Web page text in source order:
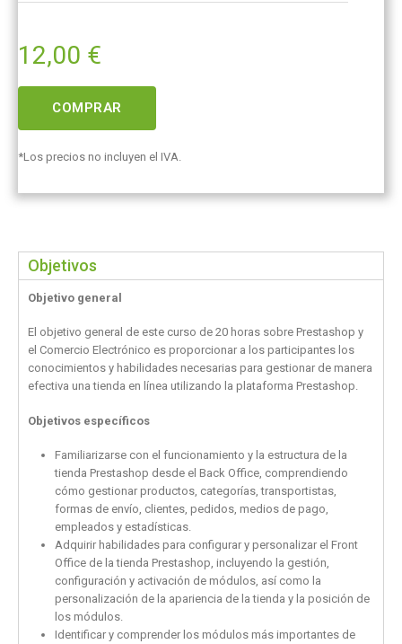
12,00 €
COMPRAR
*Los precios no incluyen el IVA.
Objetivos
Objetivo general
El objetivo general de este curso de 20 horas sobre Prestashop y
el Comercio Electrónico es proporcionar a los participantes los
conocimientos y habilidades necesarias para gestionar de manera
efectiva una tienda en línea utilizando la plataforma Prestashop.
Objetivos específicos
Familiarizarse con el funcionamiento y la estructura de la
tienda Prestashop desde el Back Office, comprendiendo
cómo gestionar productos, categorías, transportistas,
formas de envío, clientes, pedidos, medios de pago,
empleados y estadísticas.
Adquirir habilidades para configurar y personalizar el Front
Office de la tienda Prestashop, incluyendo la gestión,
configuración y activación de módulos, así como la
personalización de la apariencia de la tienda y la posición de
los módulos.
Identificar y comprender los módulos más importantes de